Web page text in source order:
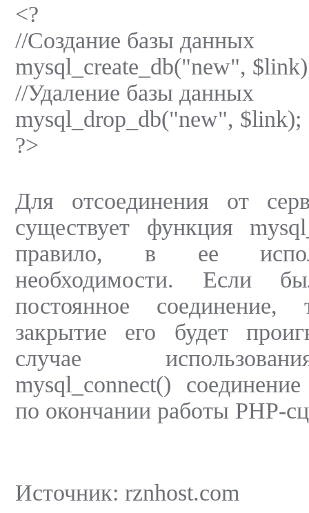
<?
//Создание базы данных
mysql_create_db("new",
//Удаление базы данных
mysql_drop_db("new", $link);
?>
Для отсоединения от
существует функция
правило, в ее
необходимости. Если
постоянное
закрытие его будет
случае
mysql_connect()
по окончании работы PHP-
Источник: rznhost.com